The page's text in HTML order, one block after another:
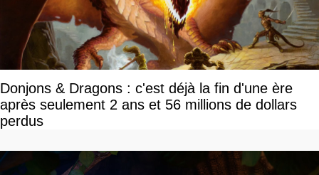
Donjons & Dragons : c'est déjà la fin d'une ère
après seulement 2 ans et 56 millions de dollars
perdus